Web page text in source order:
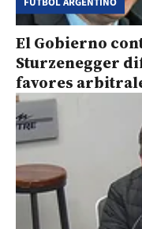
El Gobierno
Sturzenegger
favores